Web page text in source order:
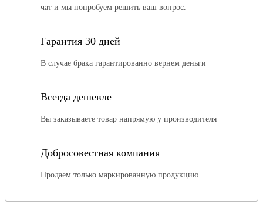
чат и мы попробуем решить ваш вопрос.
Гарантия 30 дней
В случае брака гарантированно вернем деньги
Всегда дешевле
Вы заказываете товар напрямую у производителя
Добросовестная компания
Продаем только маркированную продукцию